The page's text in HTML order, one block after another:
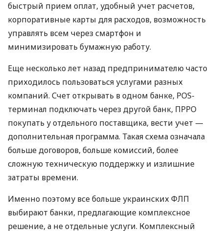
быстрый прием оплат, удобный учет расчетов,
корпоративные карты для расходов, возможность
управлять всем через смартфон и
минимизировать бумажную работу.
Еще несколько лет назад предпринимателю часто
приходилось пользоваться услугами разных
компаний. Счет открывать в одном банке, POS-
терминал подключать через другой банк, ПРРО
покупать у отдельного поставщика, вести учет —
дополнительная программа. Такая схема означала
больше договоров, больше комиссий, более
сложную техническую поддержку и излишние
затраты времени.
Именно поэтому все больше украинских ФЛП
выбирают банки, предлагающие комплексное
решение, а не отдельные услуги. Комплексный